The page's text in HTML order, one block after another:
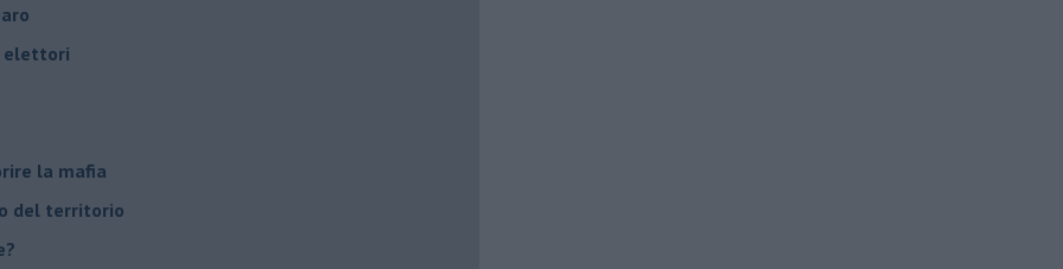
elettori
la mafia
del territorio